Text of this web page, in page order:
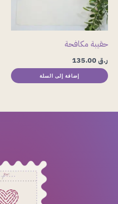
حقيبة مكافحة
ر.ق
إضافة إلى السلة